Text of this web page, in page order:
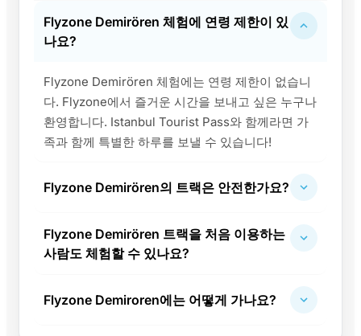
Flyzone Demirören 체험에 연령 제한이 있
나요?
Flyzone Demirören 체험에는 연령 제한이 없습니
다. Flyzone에서 즐거운 시간을 보내고 싶은 누구나
환영합니다. Istanbul Tourist Pass와 함께라면 가
족과 함께 특별한 하루를 보낼 수 있습니다!
Flyzone Demirören의 트랙은 안전한가요?
Flyzone Demirören 트랙을 처음 이용하는
사람도 체험할 수 있나요?
Flyzone Demiroren에는 어떻게 가나요?